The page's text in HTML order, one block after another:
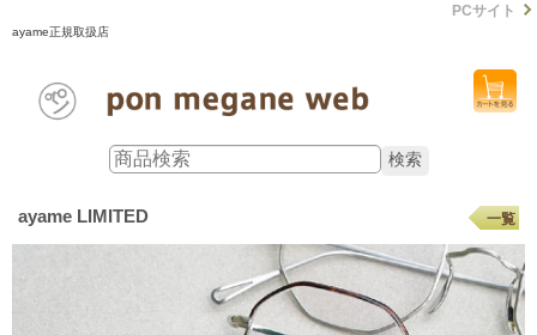
ayame正規取扱店
PCサイト
ayame LIMITED 一覧